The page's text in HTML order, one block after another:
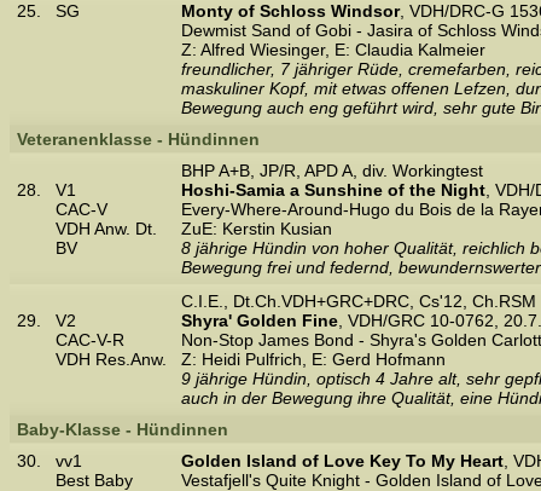
25.
SG Monty of Schloss Windsor, VDH/DRC-G
Dewmist Sand of Gobi - Jasira of Schloss
Z: Alfred Wiesinger, E: Claudia Kalmeier
freundlicher, 7 jähriger Rüde, cremefarben,
maskuliner Kopf, mit etwas offenen Lefzen,
Bewegung auch eng geführt wird, sehr gute
Veteranenklasse - Hündinnen
28.
V1
CAC-V
VDH Anw. Dt.
BV
BHP A+B, JP/R, APD A, div. Workingtest
Hoshi-Samia a Sunshine of the Night ,
Every-Where-Around-Hugo du Bois de la
ZuE: Kerstin Kusian
8 jährige Hündin von hoher Qualität, reichlich
Bewegung frei und federnd,
29.
V2
CAC-V-R
VDH Res.Anw.
C.I.E., Dt.Ch.VDH+GRC+DRC, Cs'12, Ch.RSM
Shyra' Golden Fine , VDH/GRC 10-0762,
Non-Stop James Bond - Shyra's Golden
Z: Heidi Pulfrich, E: Gerd Hofmann
9 jährige Hündin, optisch 4 Jahre alt, sehr
auch in der Bewegung ihre Qualität, eine
Baby-Klasse - Hündinnen
30.
vv1
Best Baby
Golden Island of Love Key To My Heart ,
Vestafjell's Quite Knight - Golden Island of